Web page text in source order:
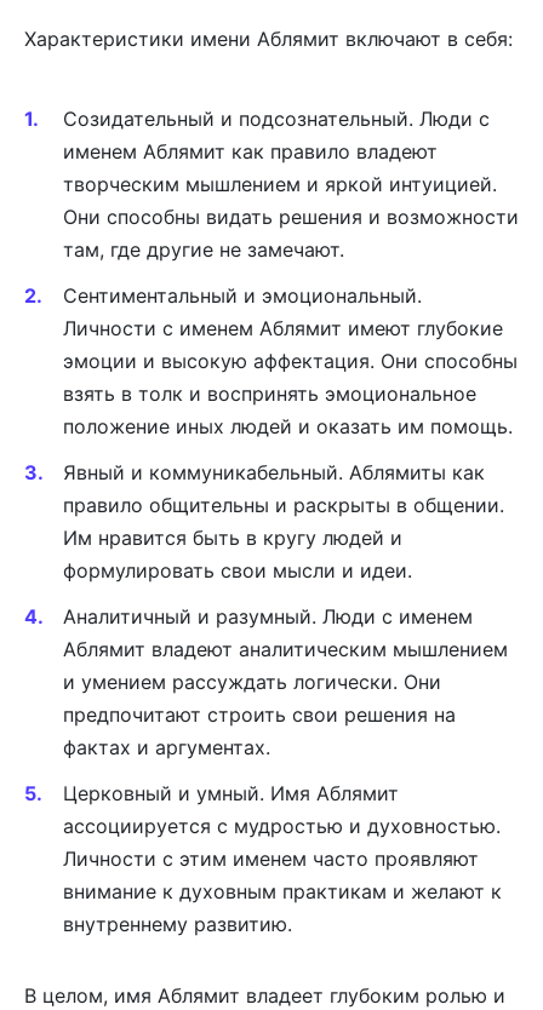
Характеристики имени Аблямит включают в себя:
Созидательный и подсознательный. Люди с
именем Аблямит как правило владеют
творческим мышлением и яркой интуицией.
Они способны видать решения и возможности
там, где другие не замечают.
Сентиментальный и эмоциональный.
Личности с именем Аблямит имеют глубокие
эмоции и высокую аффектация. Они способны
взять в толк и воспринять эмоциональное
положение иных людей и оказать им помощь.
Явный и коммуникабельный. Аблямиты как
правило общительны и раскрыты в общении.
Им нравится быть в кругу людей и
формулировать свои мысли и идеи.
Аналитичный и разумный. Люди с именем
Аблямит владеют аналитическим мышлением
и умением рассуждать логически. Они
предпочитают строить свои решения на
фактах и аргументах.
Церковный и умный. Имя Аблямит
ассоциируется с мудростью и духовностью.
Личности с этим именем часто проявляют
внимание к духовным практикам и желают к
внутреннему развитию.
В целом, имя Аблямит владеет глубоким ролью и